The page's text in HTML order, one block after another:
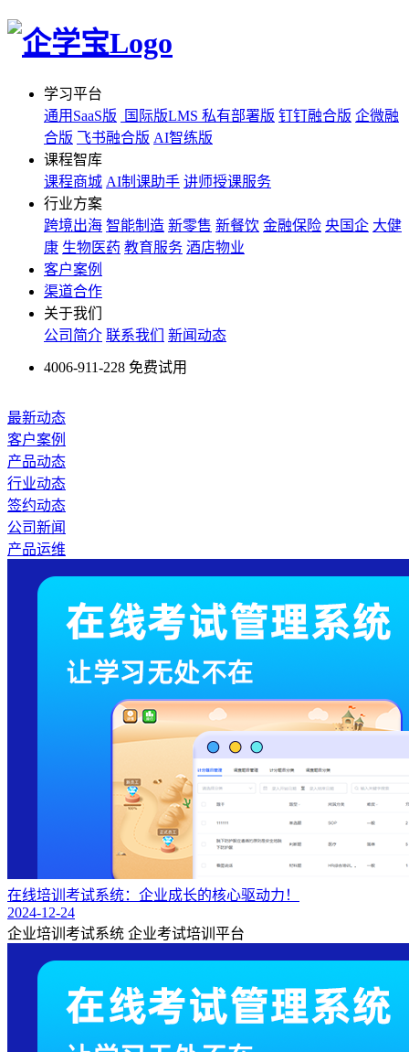
学习平台
通用SaaS版
国际版LMS 私有部署版 钉钉融合版 企微融
合版 飞书融合版 AI智练版
课程智库
课程商城 AI制课助手 讲师授课服务
行业方案
跨境出海 智能制造 新零售 新餐饮 金融保险 央国企 大健
康 生物医药 教育服务 酒店物业
客户案例
渠道合作
关于我们
公司简介 联系我们 新闻动态
4006-911-228 免费试用
最新动态
客户案例
产品动态
行业动态
签约动态
公司新闻
产品运维
在线培训考试系统：企业成长的核心驱动力！
2024-12-24
企业培训考试系统 企业考试培训平台